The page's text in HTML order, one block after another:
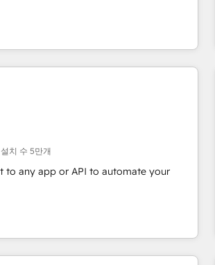
설치 수 5만개
to any app or API to automate your